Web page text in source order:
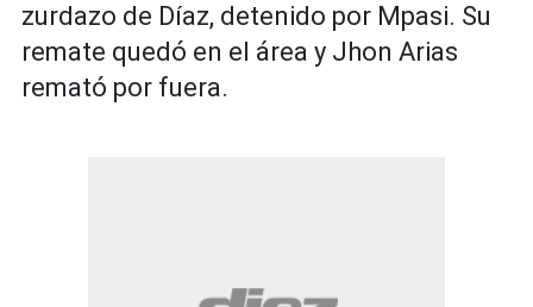
zurdazo de Díaz, detenido por Mpasi. Su
remate quedó en el área y Jhon Arias
remató por fuera.